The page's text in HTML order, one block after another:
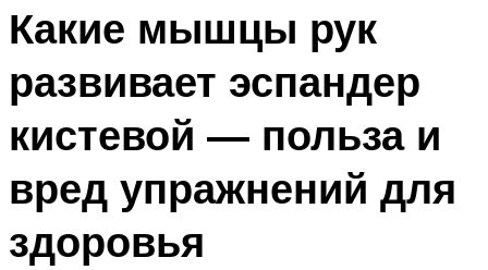
Какие мышцы рук
развивает эспандер
кистевой — польза и
вред упражнений для
здоровья